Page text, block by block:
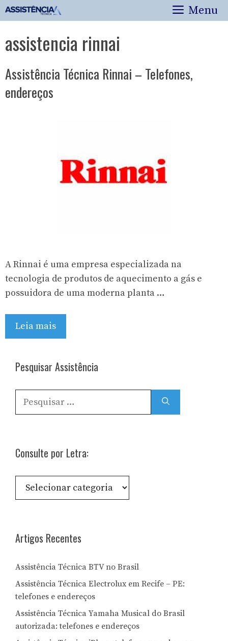
Pular
para
conteúdo
Menu
assistencia rinnai
Assistência Técnica Rinnai – Telefones,
endereços
A Rinnai é uma empresa especializada na
tecnologia de produtos de aquecimento a gás e
possuidora de uma moderna planta …
Leia mais
Pesquisar Assistência
Pesquisar
por:
Consulte por Letra:
Consulte
Artigos Recentes
Assistência Técnica BTV no Brasil
Assistência Técnica Electrolux em Recife – PE:
telefones e endereços
Assistência Técnica Yamaha Musical do Brasil
autorizada: telefones e endereços